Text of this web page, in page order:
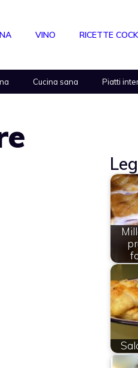
VINO RICETTE
Cucina sana Piatti